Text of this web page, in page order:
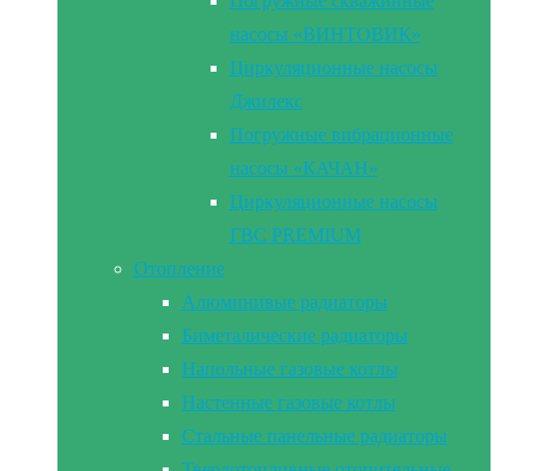
насосы «ВИНТОВИК»
Циркуляционные насосы
Джилекс
Погружные вибрационные
насосы «КАЧАН»
Циркуляционные насосы
ГВС PREMIUM
Отопление
Алюминивые радиаторы
Биметалические радиаторы
Напольные газовые котлы
Настенные газовые котлы
Стальные панельные радиаторы